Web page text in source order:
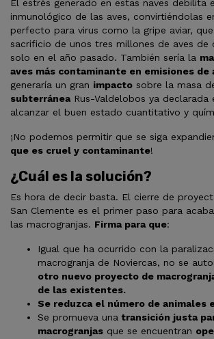
El estrés generado en estas naves debilita
inmunológico de las aves, convirtiéndolas
perfecto para virus como la gripe aviar,
sacrificio de unos tres millones de aves de
solo en el año pasado. También sería la
aves más contaminante en emisiones de
generaría un gran impacto sobre la masa
subterránea Rus-Valdelobos ya declarada
alcanzar el buen estado cuantitativo y
¡No podemos permitir que se siga
que es cruel y contaminante!
¿Cuál es la solución?
Es hora de decir basta. El cierre de
San Clemente es el primer paso para
las macrogranjas. Firma para que:
Igual que ha ocurrido con la
macrogranja de Noviercas, no se
otro nuevo proyecto de
de las existentes.
Se reduzca el número de animales
Se promueva una transición justa
macrogranjas que se encuentran